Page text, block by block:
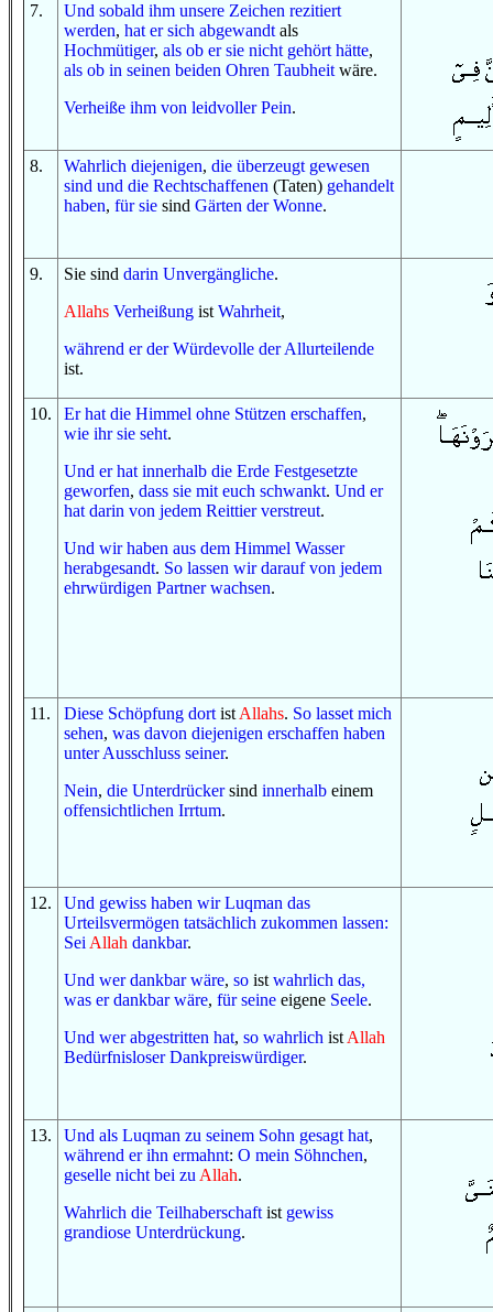
7. Und sobald ihm unsere Zeichen rezitiert
werden, hat er sich abgewandt als
Hochmütiger, als ob er sie nicht gehört hätte,
als ob in seinen beiden Ohren Taubheit wäre.
Verheiße ihm von leidvoller Pein.
8. Wahrlich diejenigen, die überzeugt gewesen
sind und die Rechtschaffenen (Taten) gehandelt
haben, für sie sind Gärten der Wonne.
9. Sie sind darin Unvergängliche.
Allahs Verheißung ist Wahrheit,
während er der Würdevolle der Allurteilende
ist.
10. Er hat die Himmel ohne Stützen erschaffen,
wie ihr sie seht.
Und er hat innerhalb die Erde Festgesetzte
geworfen, dass sie mit euch schwankt. Und er
hat darin von jedem Reittierverstreut.
Und wir haben aus dem Himmel Wasser
herabgesandt. So lassen wir darauf von jedem
ehrwürdigen Partnerwachsen.
11 . Diese Schöpfung dort ist Allahs. So lasset mich
sehen, was davon diejenigen erschaffen haben
unter Ausschluss seiner.
Nein, die Unterdrückersind innerhalb einem
offensichtlichen Irrtum.
12. Und gewiss haben wir Luqman das
Urteilsvermögen tatsächlich zukommen lassen:
Sei Allah dankbar.
Und wer dankbar wäre, so ist wahrlich das,
was er dankbar wäre, für seine eigene Seele.
Und wer abgestritten hat, so wahrlich ist Allah
Bedürfnisloser Dankpreiswürdiger.
13. Und als Luqman zu seinem Sohn gesagt hat,
während erihn ermahnt: O mein Söhnchen,
geselle nicht bei zu Allah.
Wahrlich die Teilhaberschaft ist gewiss
grandiose Unterdrückung.